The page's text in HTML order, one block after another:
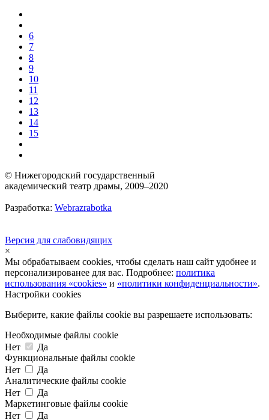
6
7
8
9
10
11
12
13
14
15
© Нижегородский государственный
академический театр драмы, 2009–2020
Разработка: Webrazrabotka
Версия для слабовидящих
×
Мы обрабатываем cookies, чтобы сделать наш сайт удобнее и
персонализированее для вас. Подробнее: политика
использования «cookies» и «политики конфиденциальности».
Настройки cookies
Выберите, какие файлы cookie вы разрешаете использовать:
Необходимые файлы cookie
Нет
Да
Функциональные файлы cookie
Нет
Да
Аналитические файлы cookie
Нет
Да
Маркетинговые файлы cookie
Нет
Да